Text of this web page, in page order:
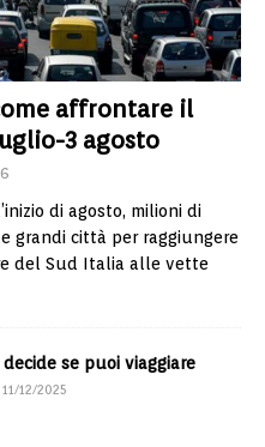
affrontare il
3 agosto
di agosto, milioni di
grandi città per raggiungere
del Sud Italia alle vette
se puoi viaggiare
11/12/2025